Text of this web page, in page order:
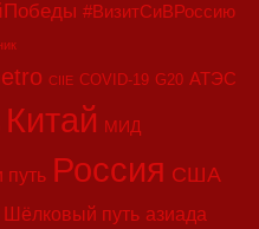
#ВизитСиВРоссию
CIIE COVID-19 G20 АТЭС
Китай МИД
путь Россия США
Шёлковый путь азиада